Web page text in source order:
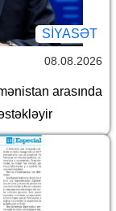
SİYASƏT
08.08.2026
arasında